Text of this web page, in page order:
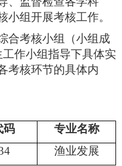
小组开展考核工作。
合考核小组（小组成
工作小组指导下具体实
考核环节的具体内
码
专业名称
渔业发展